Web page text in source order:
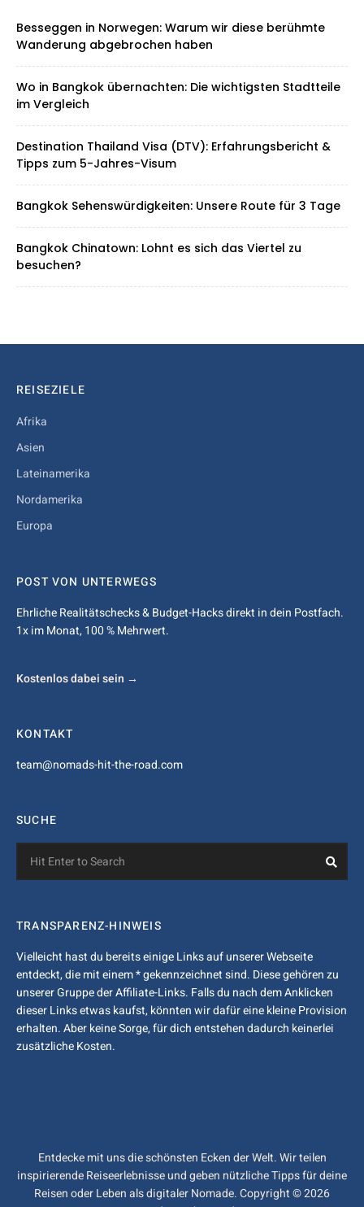
Besseggen in Norwegen: Warum wir diese berühmte
Wanderung abgebrochen haben
Wo in Bangkok übernachten: Die wichtigsten Stadtteile
im Vergleich
Destination Thailand Visa (DTV): Erfahrungsbericht &
Tipps zum 5-Jahres-Visum
Bangkok Sehenswürdigkeiten: Unsere Route für 3 Tage
Bangkok Chinatown: Lohnt es sich das Viertel zu
besuchen?
REISEZIELE
Afrika
Asien
Lateinamerika
Nordamerika
Europa
POST VON UNTERWEGS
Ehrliche Realitätschecks & Budget-Hacks direkt in dein Postfach.
1x im Monat, 100 % Mehrwert.
Kostenlos dabei sein →
KONTAKT
team@nomads-hit-the-road.com
SUCHE
for:
TRANSPARENZ-HINWEIS
Vielleicht hast du bereits einige Links auf unserer Webseite
entdeckt, die mit einem * gekennzeichnet sind. Diese gehören zu
unserer Gruppe der Affiliate-Links. Falls du nach dem Anklicken
dieser Links etwas kaufst, könnten wir dafür eine kleine Provision
erhalten. Aber keine Sorge, für dich entstehen dadurch keinerlei
zusätzliche Kosten.
Entdecke mit uns die schönsten Ecken der Welt. Wir teilen
inspirierende Reiseerlebnisse und geben nützliche Tipps für deine
Reisen oder Leben als digitaler Nomade. Copyright © 2026